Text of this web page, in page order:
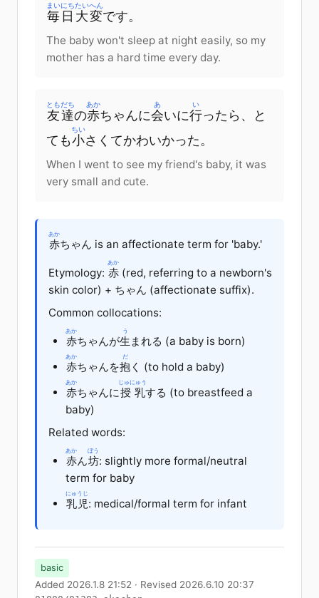
毎日
まいにち
大変
たいへん
です。
The baby won't sleep at night easily, so my
mother has a hard time every day.
友達
ともだち
の赤
あか
ちゃんに会
あ
いに行
い
ったら 、
と
ても小
ちい
さくてかわいかった 。
When I went to see my friend's baby, it was
very small and cute.
赤
あか
ちゃん is an affectionate term for 'baby.'
Etymology: 赤
あか
(red, referring to a newborn's
skin color) + ちゃん (affectionate suffix).
Common collocations:
赤
あか
ちゃんが生
う
まれる (a baby is born)
赤
あか
ちゃんを抱
だ
く (to hold a baby)
赤
あか
ちゃんに授乳
じゅにゅう
する (to breastfeed a
baby)
Related words:
赤
あか
ん坊
ぼう
: slightly more formal/neutral
term for baby
乳児
にゅうじ
: medical/formal term for infant
basic
Added 2026.1.8 21:52 · Revised 2026.6.10 20:37